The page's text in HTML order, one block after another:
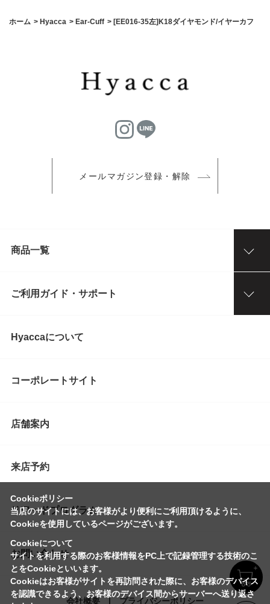
ホーム > Hyacca > Ear-Cuff > [EE016-35左]K18ダイヤモンド/イヤーカフ
メールマガジン登録・解除
商品一覧
ご利用ガイド・サポート
Hyaccaについて
コーポレートサイト
店舗案内
来店予約
リワードプログラム
お問い合わせ
会社概要 プライバシーポリシー
Cookieポリシー
当店のサイトには、お客様がより便利にご利用頂けるように、
Cookieを使用しているページがございます。
Cookieについて
サイトを利用する際のお客様情報をPC上で記録管理する技術のこ
とをCookieといいます。
Cookieはお客様がサイトを再訪問された際に、お客様のデバイス
を認識できるよう、お客様のデバイス間からサーバーへ送り返さ